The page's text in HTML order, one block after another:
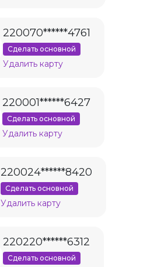
220070******4761
Сделать основной
Удалить карту
220001******6427
Сделать основной
Удалить карту
220024******8420
Сделать основной
Удалить карту
220220******6312
Сделать основной